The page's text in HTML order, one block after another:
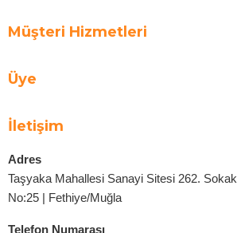
Müşteri Hizmetleri
Üye
İletişim
Adres
Taşyaka Mahallesi Sanayi Sitesi 262. Sokak
No:25 | Fethiye/Muğla
Telefon Numarası